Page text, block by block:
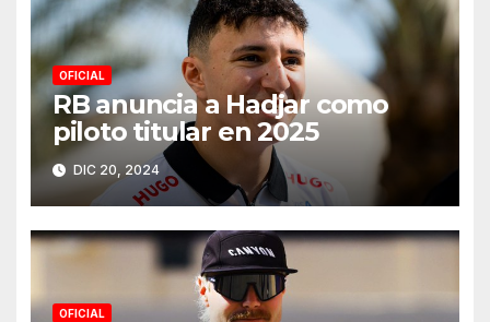
OFICIAL
RB anuncia a Hadjar como
piloto titular en 2025
DIC 20, 2024
OFICIAL